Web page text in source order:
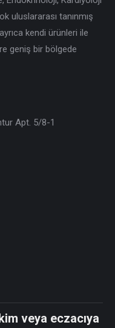
uluslararası tanınmış
kendi ürünleri ile
geniş bir bölgede
Apt. 5/8-1
veya eczacıya